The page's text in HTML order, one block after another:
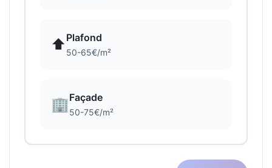
⬆️ Plafond
50-65€/m²
🏢Façade
50-75€/m²